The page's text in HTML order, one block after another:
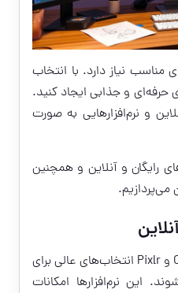
مناسب نیاز دارد. با انتخاب
حرفه‌ای و جذابی ایجاد کنید.
و نرم‌افزارهایی به صورت
رایگان و آنلاین و همچنین
می‌پردازیم.
ابزار آنلاین طراحی مانند Canva و Pixlr انتخاب‌های عالی برای
این نرم‌افزارها امکانات